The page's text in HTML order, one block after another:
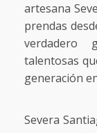
artesana
prendas
verdadero
talentosas
generación
Severa